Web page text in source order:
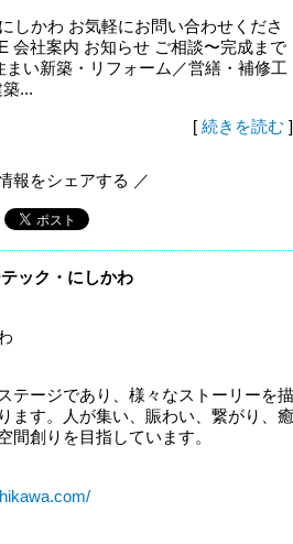
しかわ お気軽にお問い合わせくださ
会社案内 お知らせ ご相談〜完成まで
い新築・リフォーム／営繕・補修工
...
[ 続きを読む ]
報をシェアする ／
ック・にしかわ
テージであり、様々なストーリーを
ます。人が集い、賑わい、繋がり、
間創りを目指しています。